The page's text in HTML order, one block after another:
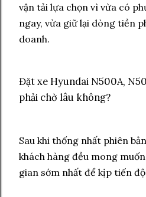
vận tải lựa chọn vì vừa có
ngay, vừa giữ lại dòng tiền
doanh.
Đặt xe Hyundai N500A,
phải chờ lâu không?
Sau khi thống nhất phiên
khách hàng đều mong
gian sớm nhất để kịp tiến